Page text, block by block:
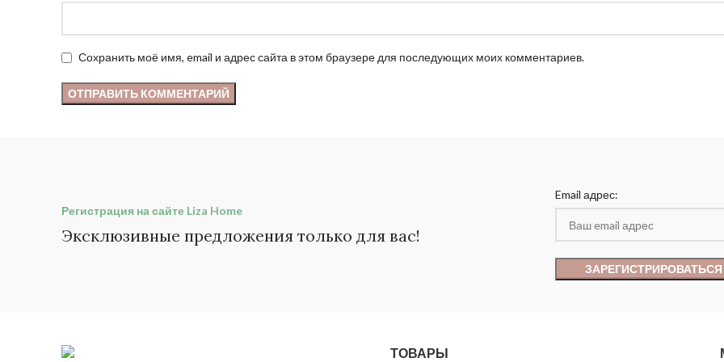
Сохранить моё имя, email и адрес сайта в этом браузере для последующих моих комментариев.
Регистрация на сайте Liza Home
Эксклюзивные предложения только для вас!
Email адрес:
ТОВАРЫ